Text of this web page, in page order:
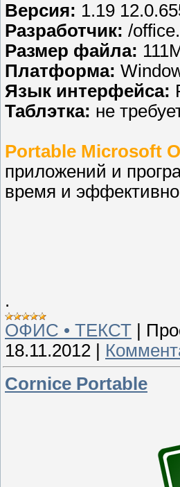
Версия: 1.19
Разработчик: /
Размер файла:
Платформа:
Язык интерфейса:
Таблэтка: не
Portable Microsoft
приложений и
время и эффективно
.
ОФИС • ТЕКСТ
18.11.2012
Cornice Portable